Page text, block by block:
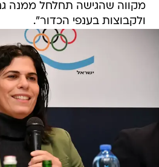
מקווה שהגישה תחלחל ממנה
ולקבוצות בענפי הכדור".